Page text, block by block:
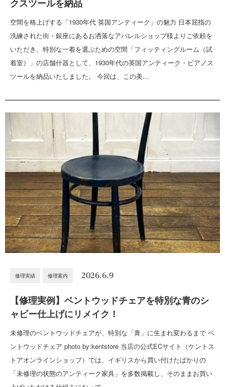
クスツールを納品
空間を格上げする「1930年代 英国アンティーク」の魅力 日本屈指の
洗練された街・銀座にあるお洒落なアパレルショップ様よりご依頼を
いただき、特別な一着を選ぶための空間「フィッティングルーム（試
着室）」の店舗什器として、1930年代の英国アンティーク・ピアノス
ツールを納品いたしました。 今回は、この美…
修理実績 修理案内 2026.6.9
【修理実例】ベントウッドチェアを特別な青のシ
ャビー仕上げにリメイク！
未修理のベントウッドチェアが、特別な「青」に生まれ変わるまで ベ
ントウッドチェア photo by:kentstore 当店の公式ECサイト（ケントス
トアオンラインショップ）では、イギリスから買い付けたばかりの
「未修理の状態のアンティーク家具」を多数掲載し、そのままお買い